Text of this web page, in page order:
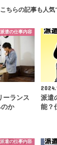
こちらの記事も人気
派遣の仕事内容
ーランス
か
派遣
能？
派遣の仕事内容